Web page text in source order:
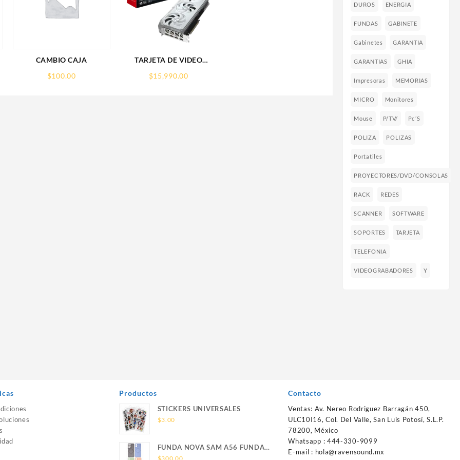
CAMBIO CAJA
$100.00
TARJETA DE VIDEO
R907XGAMINGOCICE-
$15,990.00
DUROS ENERGIA
FUNDAS GABINETE
Gabinetes GARANTIA
GARANTIAS GHIA
Impresoras MEMORIAS
MICRO Monitores
Mouse P/TV/ Pc´s
POLIZA POLIZAS
Portatiles
PROYECTORES/DVD/CONSOLAS
RACK REDES
SCANNER SOFTWARE
SOPORTES TARJETA
TELEFONIA
VIDEOGRABADORES Y
Productos
STICKERS UNIVERSALES
$3.00
FUNDA NOVA SAM A56 FUNDA
SILICONA SIN SOPORTE
$300.00
Contacto
Ventas: Av. Nereo Rodriguez Barragán 450,
ULC10I16, Col. Del Valle, San Luis Potosí, S.L.P.
78200, México
Whatsapp : 444-330-9099
E-mail : hola@ravensound.mx